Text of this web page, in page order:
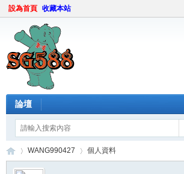
設為首頁 收藏本站
論壇
WANG990427 個人資料